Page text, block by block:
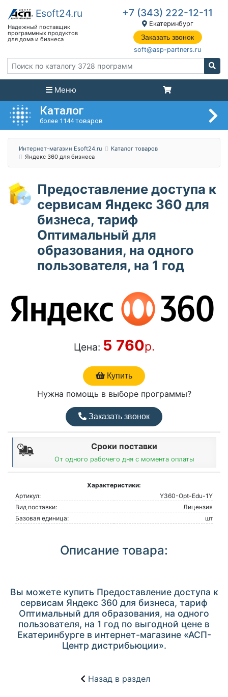
+7 (343) 222-12-11
Екатеринбург
Заказать звонок
soft@asp-partners.ru
Меню
Каталог
более 1144 товаров
Интернет-магазин Esoft24.ru
Каталог товаров
Яндекс 360 для бизнеса
Предоставление доступа к
сервисам Яндекс 360 для
бизнеса, тариф
Оптимальный для
образования, на одного
пользователя, на 1 год
Цена: 5 760р.
Купить
Нужна помощь в выборе программы?
Заказать звонок
Сроки поставки
От одного рабочего дня с момента оплаты
Характеристики:
Артикул:
Y360-Opt-Edu-1Y
Вид поставки:
Лицензия
Базовая единица:
шт
Описание товара:
Вы можете купить Предоставление доступа к
сервисам Яндекс 360 для бизнеса, тариф
Оптимальный для образования, на одного
пользователя, на 1 год по выгодной цене в
Екатеринбурге в интернет-магазине «АСП-
Центр дистрибьюции».
Назад в раздел